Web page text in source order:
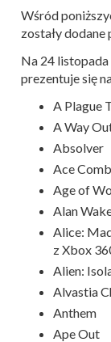
Wśród
zostały dodane
Na 24
prezentuje się
A Plague
A Way
Absolver
Ace
Age of
Alan
Alice:
z Xbox
Alien:
Alvastia
Anthem
Ape Out